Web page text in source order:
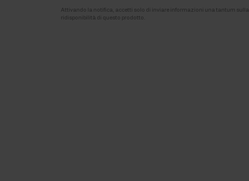
Attivando la notifica, accetti solo di inviare informazioni una tantum sulla
ridisponibilità di questo prodotto.